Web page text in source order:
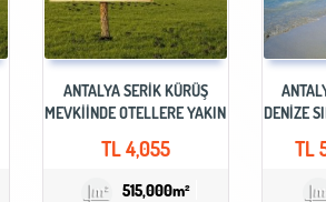
ANTALYA SERIK KÜRÜŞ
MEVKİİNDE OTELLERE YAKIN
TL4,055
515,000m²
DENİZE
TL